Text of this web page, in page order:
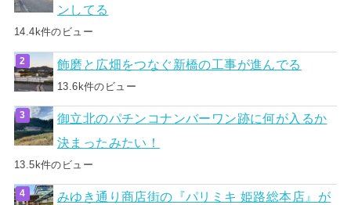
ンしてる
14.4k件のビュー
飾磨と広畑をつなぐ新橋の工事が進んでる
13.6k件のビュー
御立北のパチンコナンバーワン跡に何が入るか
決まったみたい！
13.5k件のビュー
みゆき通り商店街の『パリミキ 姫路総本店』が